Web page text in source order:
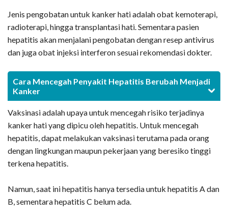
Jenis pengobatan untuk kanker hati adalah obat kemoterapi,
radioterapi, hingga transplantasi hati. Sementara pasien
hepatitis akan menjalani pengobatan dengan resep antivirus
dan juga obat injeksi interferon sesuai rekomendasi dokter.
Cara Mencegah Penyakit Hepatitis Berubah Menjadi
Kanker
Vaksinasi adalah upaya untuk mencegah risiko terjadinya
kanker hati yang dipicu oleh hepatitis. Untuk mencegah
hepatitis, dapat melakukan vaksinasi terutama pada orang
dengan lingkungan maupun pekerjaan yang beresiko tinggi
terkena hepatitis.
Namun, saat ini hepatitis hanya tersedia untuk hepatitis A dan
B, sementara hepatitis C belum ada.